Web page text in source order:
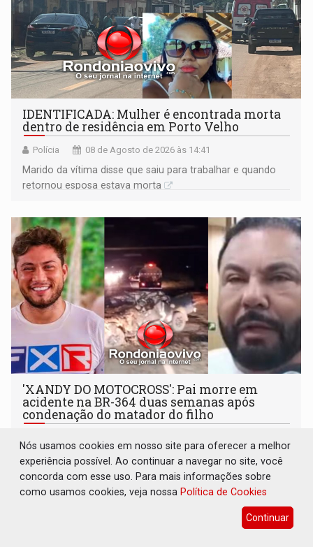
IDENTIFICADA: Mulher é encontrada morta
dentro de residência em Porto Velho
Polícia 08 de Agosto de 2026 às 14:41
Marido da vítima disse que saiu para trabalhar e quando
retornou esposa estava morta
'XANDY DO MOTOCROSS': Pai morre em
acidente na BR-364 duas semanas após
condenação do matador do filho
Em 23 de julho de 2026, o réu Matheus Vitor Uliana do
Nascimento foi julgado e condenado pelo júri popular
Nós usamos cookies em nosso site para oferecer a melhor
experiência possível. Ao continuar a navegar no site, você
concorda com esse uso. Para mais informações sobre
como usamos cookies, veja nossa Política de Cookies
Continuar